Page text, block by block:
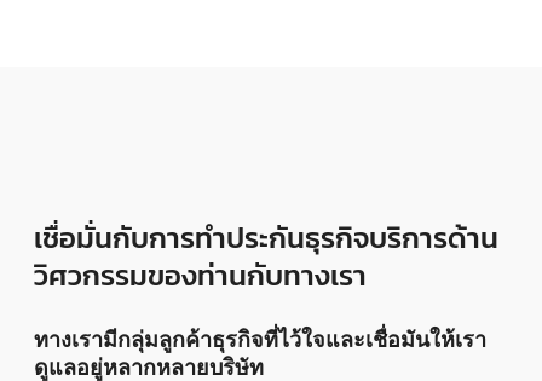
เชื่อมั่นกับการทำประกันธุรกิจบริการด้าน
วิศวกรรมของท่านกับทางเรา
ทางเรามีกลุ่มลูกค้าธุรกิจที่ไว้ใจและเชื่อมันให้เรา
ดูแลอยู่หลากหลายบริษัท